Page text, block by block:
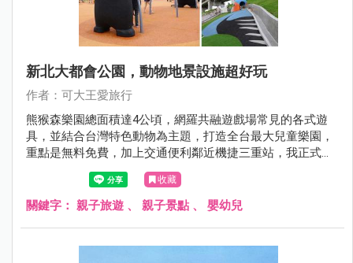
新北大都會公園，動物地景設施超好玩
作者：可大王愛旅行
熊猴森樂園總面積達4公頃，網羅共融遊戲場常見的各式遊
具，並結合台灣特色動物為主題，打造全台最大兒童樂園，
重點是無料免費，加上交通便利鄰近機捷三重站，我正式宣
布其他親子公園可以下班休息去啦。
收藏
關鍵字： 親子旅遊 、 親子景點 、 嬰幼兒